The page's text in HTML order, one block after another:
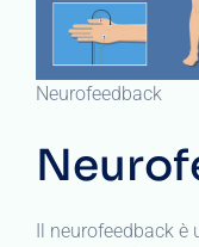
Neurofeedback
Il neurofeedback